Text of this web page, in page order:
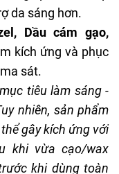
da sáng hơn.
Dầu cám gạo,
kích ứng và phục
sát.
tiêu làm sáng -
nhiên, sản phẩm
gây kích ứng với
khi vừa cạo/wax
khi dùng toàn